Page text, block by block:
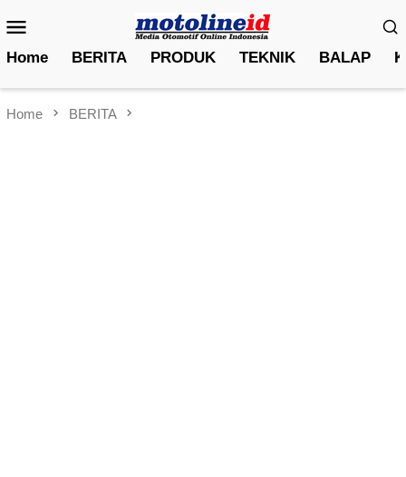
to
contentMenu
Home BERITA PRODUK TEKNIK BALAP
Home BERITA